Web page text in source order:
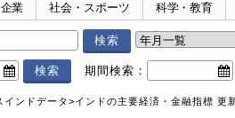
業
社会・スポーツ 科学・教育
期間検索：
インドデータ >インドの主要経済・金融指標 更